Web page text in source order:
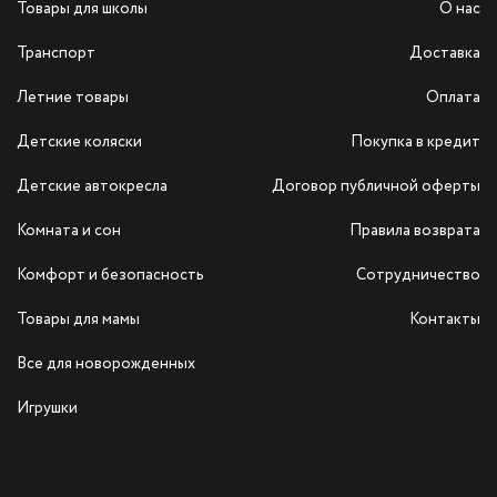
Товары для школы
Транспорт
Летние товары
Детские коляски
Детские автокресла
Комната и сон
Комфорт и безопасность
Товары для мамы
Все для новорожденных
Игрушки
О нас
Доставка
Оплата
Покупка в кредит
Договор публичной оферты
Правила возврата
Сотрудничество
Контакты